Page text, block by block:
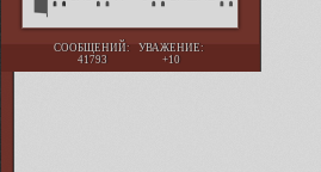
СООБЩЕНИЙ:
41793
УВАЖЕНИЕ:
+10